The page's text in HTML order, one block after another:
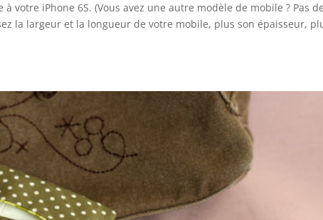
votre iPhone 6S. (Vous avez une autre modèle de mobile ? Pas
la largeur et la longueur de votre mobile, plus son épaisseur,